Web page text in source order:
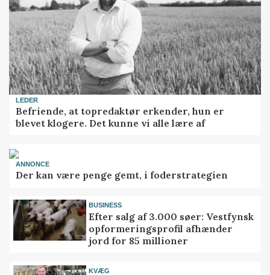
LEDER
Befriende, at topredaktør erkender, hun er
blevet klogere. Det kunne vi alle lære af
ANNONCE
Der kan være penge gemt, i foderstrategien
BUSINESS
Efter salg af 3.000 søer: Vestfynsk
opformeringsprofil afhænder
jord for 85 millioner
KVÆG